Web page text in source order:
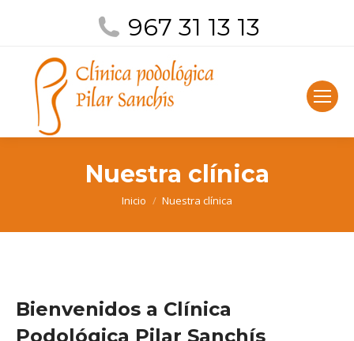
967 31 13 13
Nuestra clínica
Estás aquí:
Inicio Nuestra clínica
Bienvenidos a Clínica
Podológica Pilar Sanchís